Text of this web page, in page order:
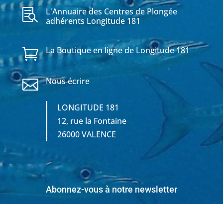

L'Annuaire des Centres de Plongée
adhérents Longitude 181
 La Boutique en ligne de Longitude 181
 Nous écrire
LONGITUDE 181
12, rue la Fontaine
26000 VALENCE
Abonnez-vous à notre newsletter